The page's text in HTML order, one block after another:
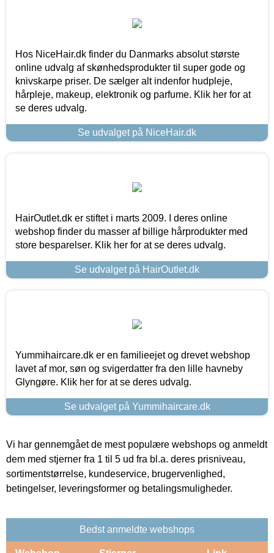
Hos NiceHair.dk finder du Danmarks absolut største
online udvalg af skønhedsprodukter til super gode og
knivskarpe priser. De sælger alt indenfor hudpleje,
hårpleje, makeup, elektronik og parfume. Klik her for at
se deres udvalg.
Se udvalget på NiceHair.dk
HairOutlet.dk er stiftet i marts 2009. I deres online
webshop finder du masser af billige hårprodukter med
store besparelser. Klik her for at se deres udvalg.
Se udvalget på HairOutlet.dk
Yummihaircare.dk er en familieejet og drevet webshop
lavet af mor, søn og svigerdatter fra den lille havneby
Glyngøre. Klik her for at se deres udvalg.
Se udvalget på Yummihaircare.dk
Vi har gennemgået de mest populære webshops og anmeldt
dem med stjerner fra 1 til 5 ud fra bl.a. deres prisniveau,
sortimentstørrelse, kundeservice, brugervenlighed,
betingelser, leveringsformer og betalingsmuligheder.
Bedst anmeldte webshops